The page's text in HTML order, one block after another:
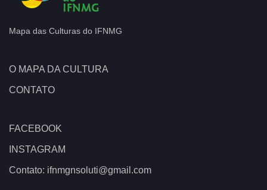
Mapa das Culturas do IFNMG
O MAPA DA CULTURA
CONTATO
FACEBOOK
INSTAGRAM
Contato: ifnmgnsoluti@gmail.com